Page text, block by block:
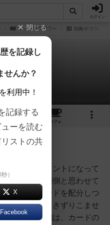
ログイン
マッドネスアワー 戦略やコツ
アワー
やコツ
4
カフェ
が最大のポイントになって
ったら、人間側と思わせて
は安全なカードを配分しつ
味方陣営に引きずりこませ
す。探索者側は、カードの
閉じる
を記録し
せんか？
利用中！
記録する
ーを読む
ストの共
）
X
Facebook